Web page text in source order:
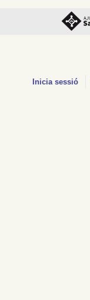
Inicia sessió